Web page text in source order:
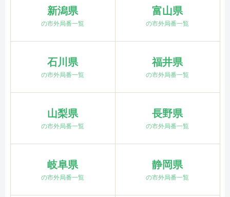
新潟県
の市外局番一覧
富山県
の市外局番一覧
石川県
の市外局番一覧
福井県
の市外局番一覧
山梨県
の市外局番一覧
長野県
の市外局番一覧
岐阜県
の市外局番一覧
静岡県
の市外局番一覧